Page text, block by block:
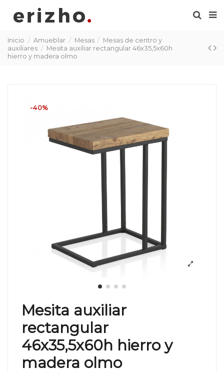
Inicio Amueblar Mesas
Mesas de centro y
auxiliares
Mesita auxiliar rectangular 46x35,5x60h
hierro y madera olmo
-40%
Mesita auxiliar
rectangular
46x35,5x60h hierro y
madera olmo